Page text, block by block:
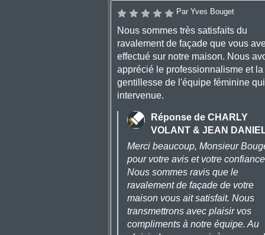
Par Yves Bouget
Nous sommes très satisfaits du
ravalement de façade que vous
effectué sur notre maison. Nous
apprécié le professionnalisme et la
gentillesse de l'équipe féminine
intervenue.
Réponse de CHARLY
VOLANT & JEAN
Merci beaucoup, Monsieur
pour votre avis et votre
Nous sommes ravis que le
ravalement de façade de votre
maison vous ait satisfait. Nous
transmettrons avec plaisir vos
compliments à notre équipe. Au